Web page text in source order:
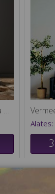
Leonardo da Vinci - Mona Lisa
Alates: